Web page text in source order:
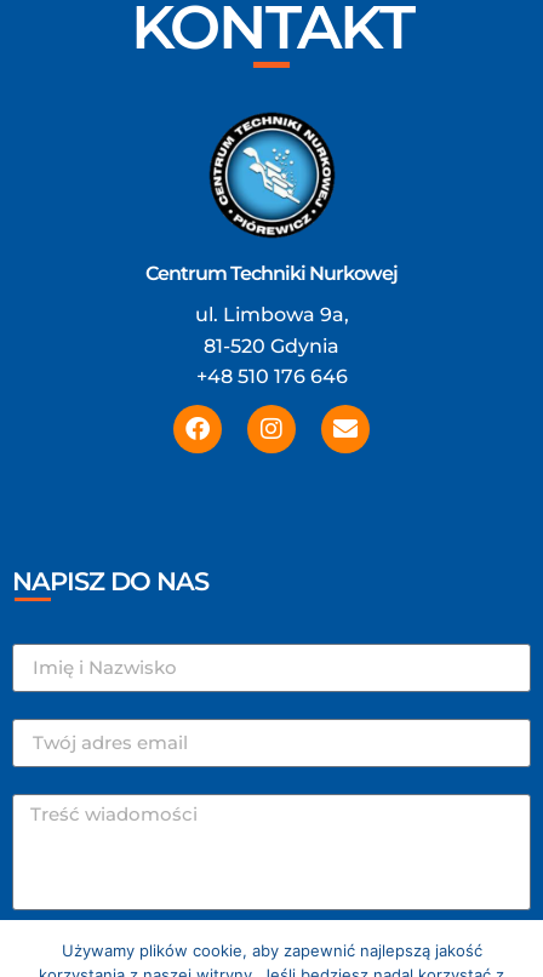
KONTAKT
Centrum Techniki Nurkowej
ul. Limbowa 9a,
81-520 Gdynia
+48 510 176 646
NAPISZ DO NAS
WYŚLIJ
Używamy plików cookie, aby zapewnić najlepszą jakość